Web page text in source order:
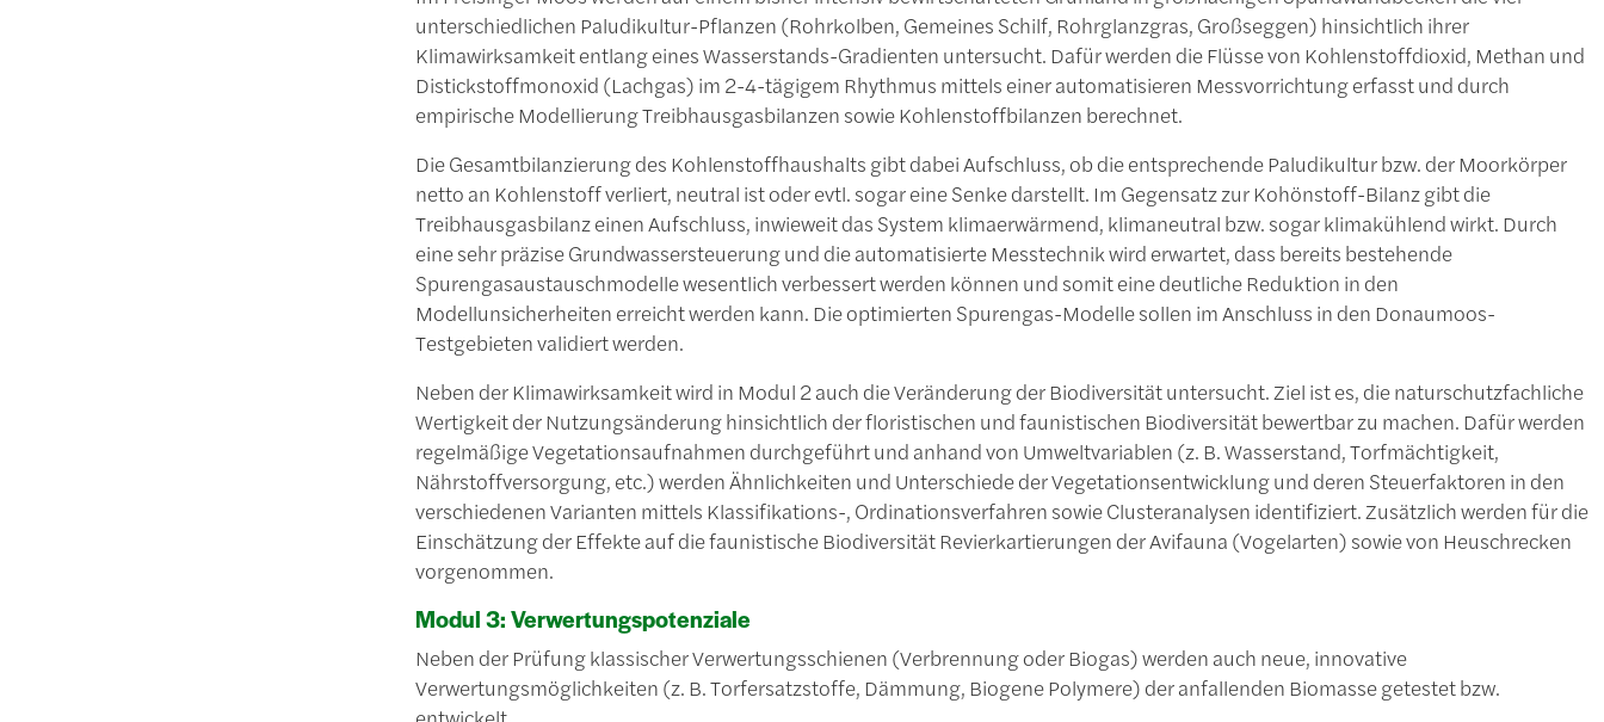
unterschiedlichen Paludikultur-Pflanzen (Rohrkolben, Gemeines Schilf, Rohrglanzgras, Großseggen) hinsichtlich ihrer
Klimawirksamkeit entlang eines Wasserstands-Gradienten untersucht. Dafür werden die Flüsse von Kohlenstoffdioxid, Methan und
Distickstoffmonoxid (Lachgas) im 2-4-tägigem Rhythmus mittels einer automatisieren Messvorrichtung erfasst und durch
empirische Modellierung Treibhausgasbilanzen sowie Kohlenstoffbilanzen berechnet.
Die Gesamtbilanzierung des Kohlenstoffhaushalts gibt dabei Aufschluss, ob die entsprechende Paludikultur bzw. der Moorkörper
netto an Kohlenstoff verliert, neutral ist oder evtl. sogar eine Senke darstellt. Im Gegensatz zur Kohönstoff-Bilanz gibt die
Treibhausgasbilanz einen Aufschluss, inwieweit das System klimaerwärmend, klimaneutral bzw. sogar klimakühlend wirkt. Durch
eine sehr präzise Grundwassersteuerung und die automatisierte Messtechnik wird erwartet, dass bereits bestehende
Spurengasaustauschmodelle wesentlich verbessert werden können und somit eine deutliche Reduktion in den
Modellunsicherheiten erreicht werden kann. Die optimierten Spurengas-Modelle sollen im Anschluss in den Donaumoos-
Testgebieten validiert werden.
Neben der Klimawirksamkeit wird in Modul 2 auch die Veränderung der Biodiversität untersucht. Ziel ist es, die naturschutzfachliche
Wertigkeit der Nutzungsänderung hinsichtlich der floristischen und faunistischen Biodiversität bewertbar zu machen. Dafür werden
regelmäßige Vegetationsaufnahmen durchgeführt und anhand von Umweltvariablen (z. B. Wasserstand, Torfmächtigkeit,
Nährstoffversorgung, etc.) werden Ähnlichkeiten und Unterschiede der Vegetationsentwicklung und deren Steuerfaktoren in den
verschiedenen Varianten mittels Klassifikations-, Ordi­nationsverfahren sowie Clusteranalysen identifiziert. Zusätzlich werden für die
Einschätzung der Effekte auf die faunistische Biodiversität Revierkartierungen der Avifauna (Vogelarten) sowie von Heuschrecken
vorgenommen.
Modul 3: Verwertungspotenziale
Neben der Prüfung klassischer Verwertungsschienen (Verbrennung oder Biogas) werden auch neue, innovative
Verwertungsmöglichkeiten (z. B. Torfersatzstoffe, Dämmung, Biogene Polymere) der anfallenden Biomasse getestet bzw.